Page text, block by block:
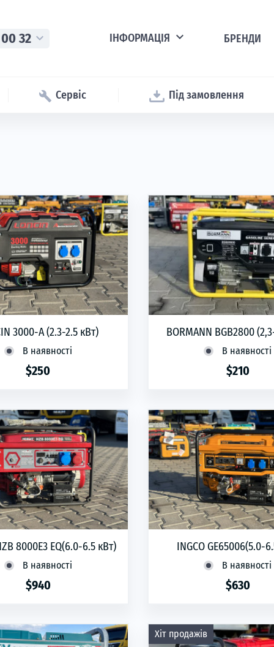
32 expand_more ІНФОРМАЦІЯ expand_more БРЕНДИ
Сервіс Під замовлення
3000-A (2.3-2.5 кВт)
В наявності
$250
BORMANN BGB2800
В наявності
$210
8000E3 EQ(6.0-6.5 кВт)
В наявності
$940
INGCO GE65006(5.0-
В наявності
$630
Хіт продажів